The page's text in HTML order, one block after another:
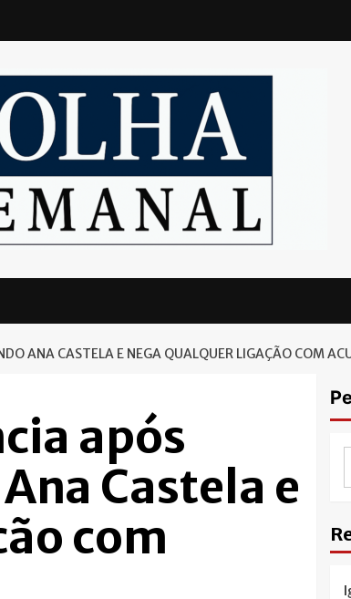
ANA CASTELA E NEGA QUALQUER LIGAÇÃO COM
após
Castela e
com